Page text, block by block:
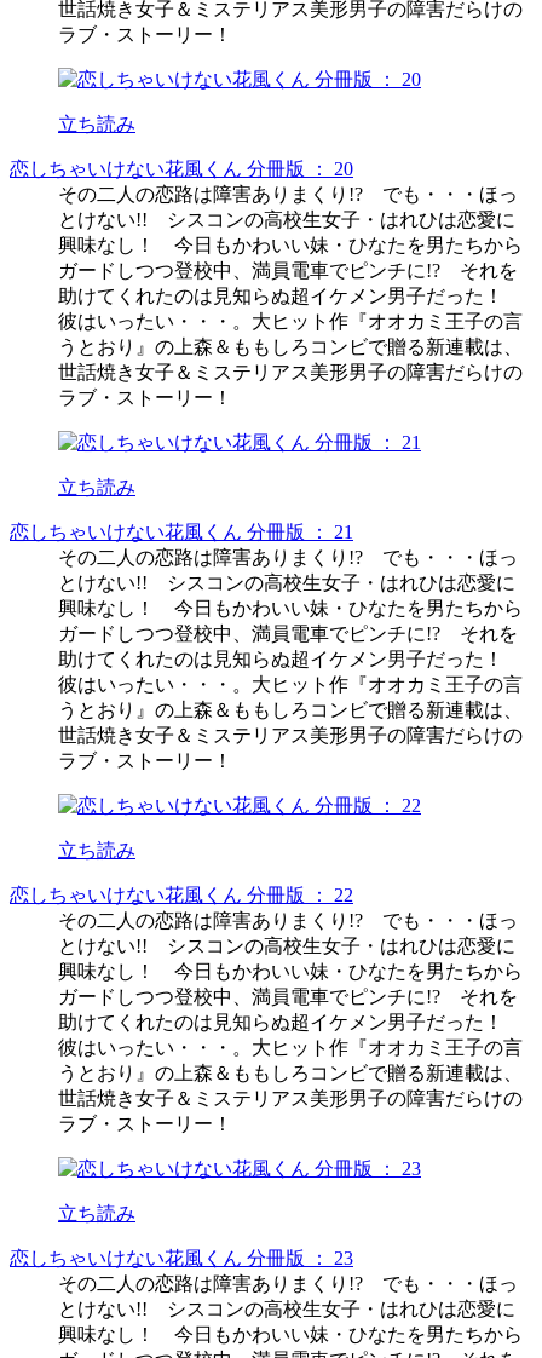
世話焼き女子＆ミステリアス美形男子の障害だらけの
ラブ・ストーリー！
立ち読み
恋しちゃいけない花風くん 分冊版 ： 20
その二人の恋路は障害ありまくり!? でも・・・ほっ
とけない!! シスコンの高校生女子・はれひは恋愛に
興味なし！ 今日もかわいい妹・ひなたを男たちから
ガードしつつ登校中、満員電車でピンチに!? それを
助けてくれたのは見知らぬ超イケメン男子だった！
彼はいったい・・・。大ヒット作『オオカミ王子の言
うとおり』の上森＆ももしろコンビで贈る新連載は、
世話焼き女子＆ミステリアス美形男子の障害だらけの
ラブ・ストーリー！
立ち読み
恋しちゃいけない花風くん 分冊版 ： 21
その二人の恋路は障害ありまくり!? でも・・・ほっ
とけない!! シスコンの高校生女子・はれひは恋愛に
興味なし！ 今日もかわいい妹・ひなたを男たちから
ガードしつつ登校中、満員電車でピンチに!? それを
助けてくれたのは見知らぬ超イケメン男子だった！
彼はいったい・・・。大ヒット作『オオカミ王子の言
うとおり』の上森＆ももしろコンビで贈る新連載は、
世話焼き女子＆ミステリアス美形男子の障害だらけの
ラブ・ストーリー！
立ち読み
恋しちゃいけない花風くん 分冊版 ： 22
その二人の恋路は障害ありまくり!? でも・・・ほっ
とけない!! シスコンの高校生女子・はれひは恋愛に
興味なし！ 今日もかわいい妹・ひなたを男たちから
ガードしつつ登校中、満員電車でピンチに!? それを
助けてくれたのは見知らぬ超イケメン男子だった！
彼はいったい・・・。大ヒット作『オオカミ王子の言
うとおり』の上森＆ももしろコンビで贈る新連載は、
世話焼き女子＆ミステリアス美形男子の障害だらけの
ラブ・ストーリー！
立ち読み
恋しちゃいけない花風くん 分冊版 ： 23
その二人の恋路は障害ありまくり!? でも・・・ほっ
とけない!! シスコンの高校生女子・はれひは恋愛に
興味なし！ 今日もかわいい妹・ひなたを男たちから